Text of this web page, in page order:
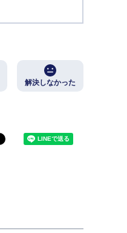
解決しなかった